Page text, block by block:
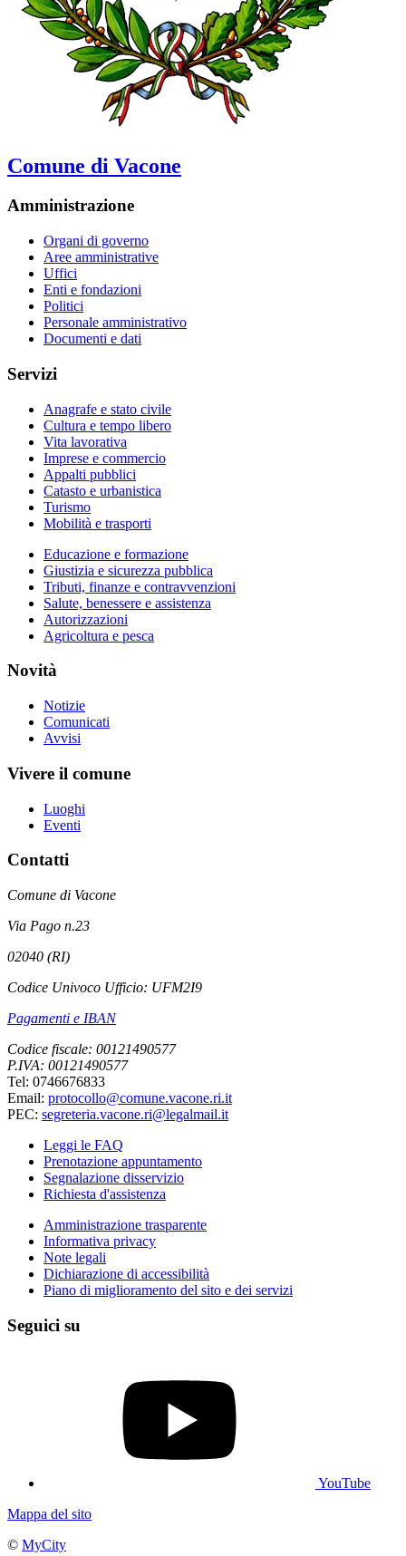
Comune di Vacone
Amministrazione
Organi di governo
Aree amministrative
Uffici
Enti e fondazioni
Politici
Personale amministrativo
Documenti e dati
Servizi
Anagrafe e stato civile
Cultura e tempo libero
Vita lavorativa
Imprese e commercio
Appalti pubblici
Catasto e urbanistica
Turismo
Mobilità e trasporti
Educazione e formazione
Giustizia e sicurezza pubblica
Tributi, finanze e contravvenzioni
Salute, benessere e assistenza
Autorizzazioni
Agricoltura e pesca
Novità
Notizie
Comunicati
Avvisi
Vivere il comune
Luoghi
Eventi
Contatti
Comune di Vacone
Via Pago n.23
02040 (RI)
Codice Univoco Ufficio: UFM2I9
Pagamenti e IBAN
Codice fiscale: 00121490577
P.IVA: 00121490577
Tel: 0746676833
Email: protocollo@comune.vacone.ri.it
PEC: segreteria.vacone.ri@legalmail.it
Leggi le FAQ
Prenotazione appuntamento
Segnalazione disservizio
Richiesta d'assistenza
Amministrazione trasparente
Informativa privacy
Note legali
Dichiarazione di accessibilità
Piano di miglioramento del sito e dei servizi
Seguici su
YouTube
Mappa del sito
© MyCity